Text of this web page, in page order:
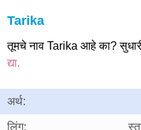
Tarika
तूमचे नाव Tarika आहे का?
द्या.
अर्थ:
लिंग: